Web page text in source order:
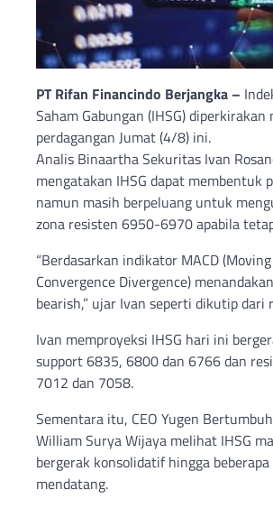
PT Rifan Financindo Berjangka –
Saham Gabungan (IHSG) diperkirakan
perdagangan Jumat (4/8) ini.
Analis Binaartha Sekuritas Ivan
mengatakan IHSG dapat membentuk
namun masih berpeluang untuk
zona resisten 6950-6970 apabila
“Berdasarkan indikator MACD
Convergence Divergence)
bearish,” ujar Ivan seperti dikutip dari
Ivan memproyeksi IHSG hari ini
support 6835, 6800 dan 6766 dan
7012 dan 7058.
Sementara itu, CEO Yugen
William Surya Wijaya melihat IHSG
bergerak konsolidatif hingga
mendatang.